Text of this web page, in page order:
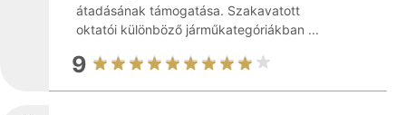
átadásának támogatása. Szakavatott
oktatói különböző járműkategóriákban ...
9